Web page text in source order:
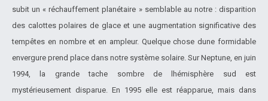
subit un « réchauffement planétaire » semblable au notre : disparition
des calottes polaires de glace et une augmentation significative des
tempêtes en nombre et en ampleur. Quelque chose dune formidable
envergure prend place dans notre système solaire. Sur Neptune, en juin
1994, la grande tache sombre de lhémisphère sud est
mystérieusement disparue. En 1995 elle est réapparue, mais dans